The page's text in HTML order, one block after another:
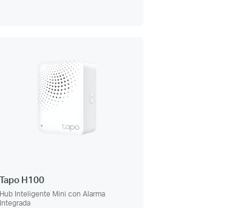
Tapo H100
Hub Inteligente Mini con Alarma
Integrada